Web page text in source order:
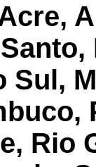
Sul,
Rio